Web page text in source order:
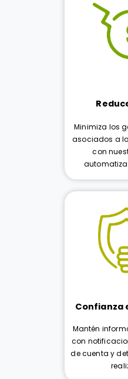
Minimiza los
asociados a
con
Confianza
Mantén
con
de cuenta y